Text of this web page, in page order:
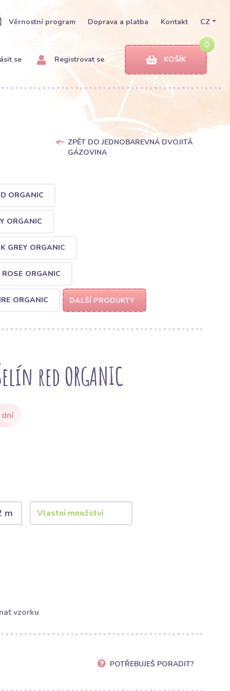
Věrnostní program Doprava a platba Kontakt CZ
se Registrovat se
0
KOŠÍK
ZPĚT DO JEDNOBAREVNÁ DVOJITÁ
GÁZOVINA
ORGANIC
ORGANIC
GREY ORGANIC
ORGANIC
ORGANIC DALŠÍ PRODUKTY
red ORGANIC
m
vzorku
POTŘEBUJEŠ PORADIT?